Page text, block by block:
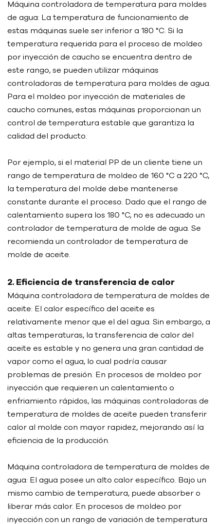
Máquina controladora de temperatura para moldes
de agua: La temperatura de funcionamiento de
estas máquinas suele ser inferior a 180 °C. Si la
temperatura requerida para el proceso de moldeo
por inyección de caucho se encuentra dentro de
este rango, se pueden utilizar máquinas
controladoras de temperatura para moldes de agua.
Para el moldeo por inyección de materiales de
caucho comunes, estas máquinas proporcionan un
control de temperatura estable que garantiza la
calidad del producto.
Por ejemplo, si el material PP de un cliente tiene un
rango de temperatura de moldeo de 160 °C a 220 °C,
la temperatura del molde debe mantenerse
constante durante el proceso. Dado que el rango de
calentamiento supera los 180 °C, no es adecuado un
controlador de temperatura de molde de agua. Se
recomienda un controlador de temperatura de
molde de aceite.
2. Eficiencia de transferencia de calor
Máquina controladora de temperatura de moldes de
aceite: El calor específico del aceite es
relativamente menor que el del agua. Sin embargo, a
altas temperaturas, la transferencia de calor del
aceite es estable y no genera una gran cantidad de
vapor como el agua, lo cual podría causar
problemas de presión. En procesos de moldeo por
inyección que requieren un calentamiento o
enfriamiento rápidos, las máquinas controladoras de
temperatura de moldes de aceite pueden transferir
calor al molde con mayor rapidez, mejorando así la
eficiencia de la producción.
Máquina controladora de temperatura de moldes de
agua: El agua posee un alto calor específico. Bajo un
mismo cambio de temperatura, puede absorber o
liberar más calor. En procesos de moldeo por
inyección con un rango de variación de temperatura